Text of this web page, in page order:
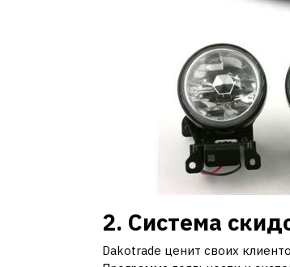
2. Система
Dakotrade ценит своих